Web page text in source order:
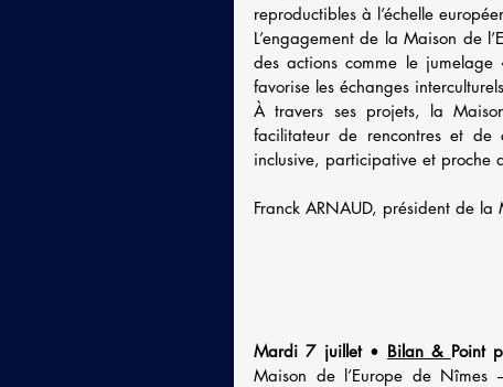
reproductibles à l’échelle
L’engagement de la Maison de
des actions comme le jumelage
favorise les échanges
À travers ses projets, la
facilitateur de rencontres et de
inclusive, participative et proche
Franck ARNAUD, président de la
Mardi 7 juillet • Bilan & Point
Maison de l’Europe de